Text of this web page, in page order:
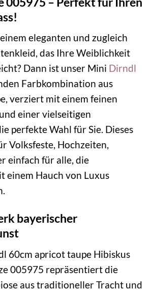
eleganten und zugleich
das Ihre Weiblichkeit
Dann ist unser Mini Dirndl
Farbkombination aus
verziert mit einem feinen
einer vielseitigen
perfekte Wahl für Sie. Dieses
Volksfeste, Hochzeiten,
einfach für alle, die
einem Hauch von Luxus
bayerischer
60cm apricot taupe Hibiskus
005975 repräsentiert die
aus traditioneller Tracht und